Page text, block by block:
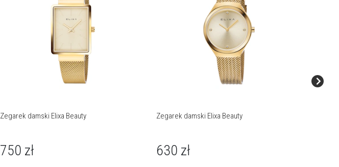
Zegarek damski Elixa Beauty
750 zł
Zegarek damski Elixa Beauty
630 zł